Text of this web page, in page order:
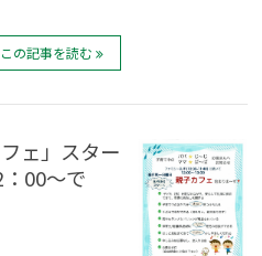
この記事を読む
ェ」スター
00～で